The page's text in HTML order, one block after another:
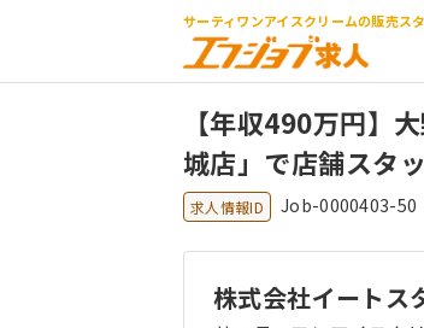
サーティワンアイスクリームの販売ス
【年収490万円】
城店」で店舗スタ
求人情報ID Job-0000403-50
株式会社イートス